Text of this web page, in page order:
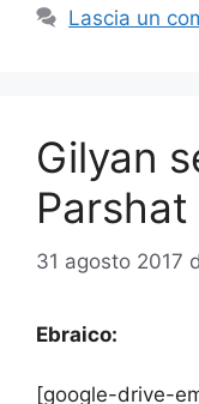
Lascia un
Gilyan
31 agosto 2017
Ebraico:
[google-drive-